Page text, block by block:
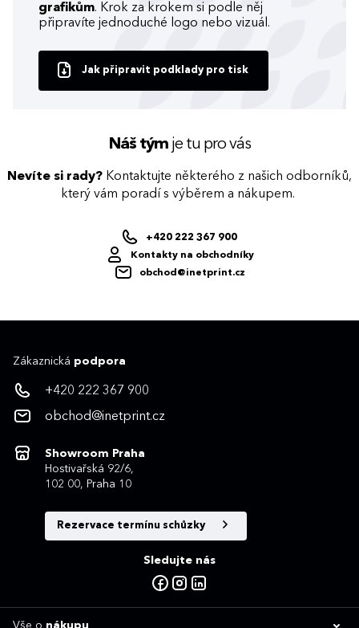
grafikům. Krok za krokem si podle něj
připravíte jednoduché logo nebo vizuál.
Jak připravit podklady pro tisk
Náš týmje tu pro vás
Nevíte si rady? Kontaktujte některého z našich odborníků,
který vám poradí s výběrem a nákupem.
+420 222 367 900
Kontakty na obchodníky
obchod@inetprint.cz
Zákaznická podpora
+420 222 367 900
obchod@inetprint.cz
Showroom Praha
Hostivařská 92/6,
102 00, Praha 10
Rezervace termínu schůzky
Sledujte nás
Vše o nákupu